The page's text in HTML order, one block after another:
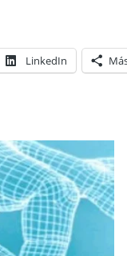
LinkedIn